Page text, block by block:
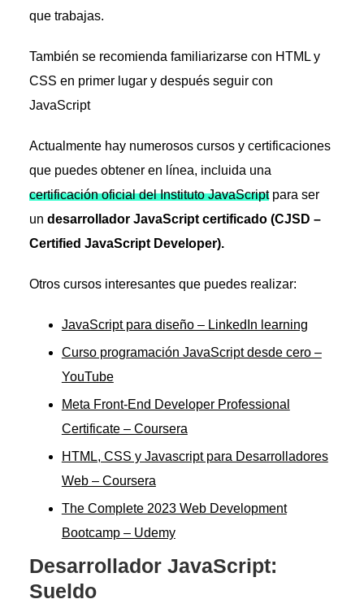
que trabajas.
También se recomienda familiarizarse con HTML y
CSS en primer lugar y después seguir con
JavaScript
Actualmente hay numerosos cursos y certificaciones
que puedes obtener en línea, incluida una
certificación oficial del Instituto JavaScriptpara ser
un desarrollador JavaScript certificado (CJSD –
Certified JavaScript Developer).
Otros cursos interesantes que puedes realizar:
JavaScript para diseño – LinkedIn learning
Curso programación JavaScript desde cero –
YouTube
Meta Front-End Developer Professional
Certificate – Coursera
HTML, CSS y Javascript para Desarrolladores
Web – Coursera
The Complete 2023 Web Development
Bootcamp – Udemy
Desarrollador JavaScript:
Sueldo